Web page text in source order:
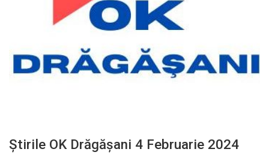
Ştirile OK Drăgăşani 4 Februarie 2024